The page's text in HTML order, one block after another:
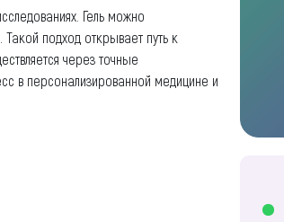
Гель можно
подход открывает путь к
через точные
в персонализированной медицине и